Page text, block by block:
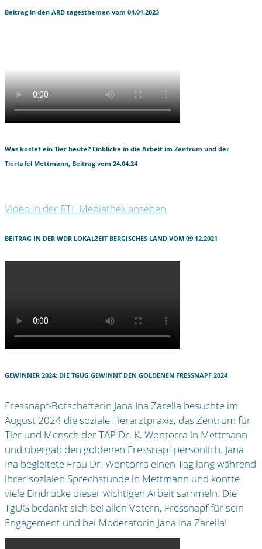
Beitrag in den ARD tagesthemen vom 04.01.2023
Was kostet ein Tier heute? Einblicke in die Arbeit im Zentrum und der
Tiertafel Mettmann, Beitrag vom 24.04.24
Video in der RTL Mediathek ansehen
BEITRAG IN DER WDR LOKALZEIT BERGISCHES LAND VOM 09.12.2021
GEWINNER 2024: DIE TGUG GEWINNT DEN GOLDENEN FRESSNAPF 2024
Fressnapf-Botschafterin Jana Ina Zarella besuchte im
August 2024 die soziale Tierarztpraxis, das Zentrum für
Tier und Mensch der TAP Dr. K. Wontorra in Mettmann
und übergab den goldenen Fressnapf persönlich. Jana
Ina begleitete Frau Dr. Wontorra einen Tag lang während
ihrer sozialen Sprechstunde in Mettmann und kontte
viele Eindrücke dieser wichtigen Arbeit sammeln. Die
TgUG bedankt sich bei allen Votern, Fressnapf für sein
Engagement und bei Moderatorin Jana Ina Zarella!